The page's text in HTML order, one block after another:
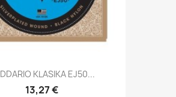
KLASIKA EJ50...
13,27 €